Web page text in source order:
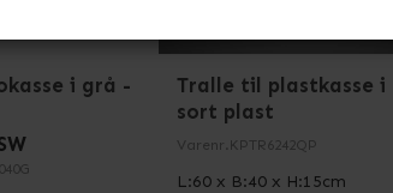
i grå -
Tralle til plastkasse i
sort plast
Varenr. KPTR6242QP
L:60 x B:40 x H:15cm